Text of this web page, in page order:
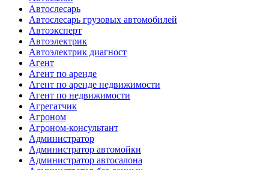
Автослесарь
Автослесарь грузовых автомобилей
Автоэксперт
Автоэлектрик
Автоэлектрик диагност
Агент
Агент по аренде
Агент по аренде недвижимости
Агент по недвижимости
Агрегатчик
Агроном
Агроном-консультант
Администратор
Администратор автомойки
Администратор автосалона